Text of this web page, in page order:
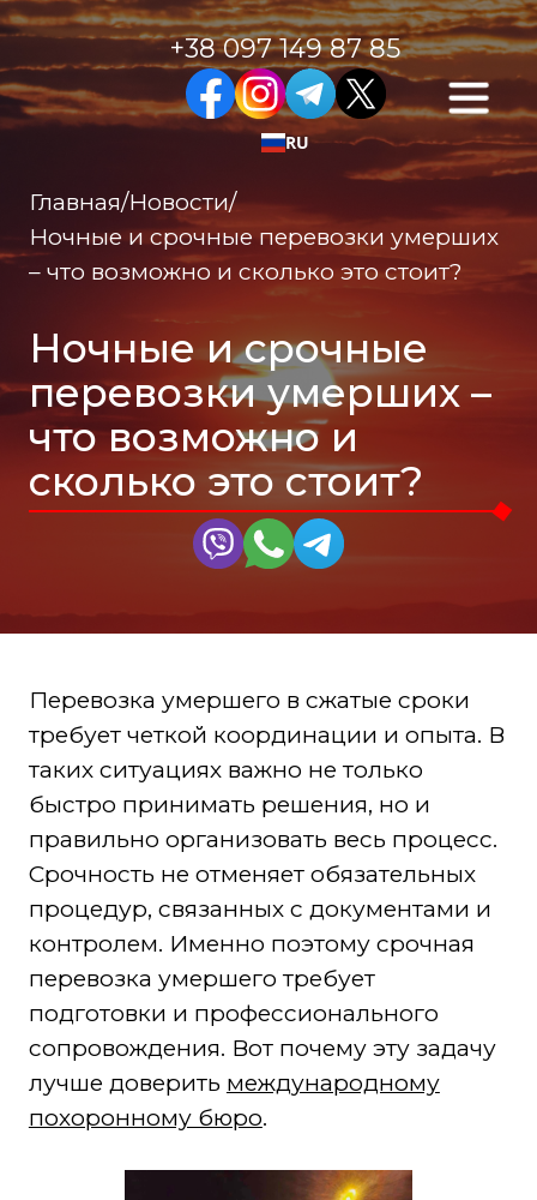
+38 097 149 87 85
RU
Главная/Новости/
Ночные и срочные перевозки умерших
– что возможно и сколько это стоит?
Ночные и срочные
перевозки умерших –
что возможно и
сколько это стоит?
Перевозка умершего в сжатые сроки
требует четкой координации и опыта. В
таких ситуациях важно не только
быстро принимать решения, но и
правильно организовать весь процесс.
Срочность не отменяет обязательных
процедур, связанных с документами и
контролем. Именно поэтому срочная
перевозка умершего требует
подготовки и профессионального
сопровождения. Вот почему эту задачу
лучше доверить международному
похоронному бюро.